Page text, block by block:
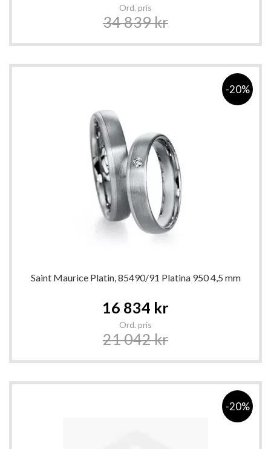
Ord. pris
34 839 kr
-20%
Saint Maurice Platin, 85490/91 Platina 950 4,5 mm
16 834 kr
Ord. pris
21 042 kr
-20%